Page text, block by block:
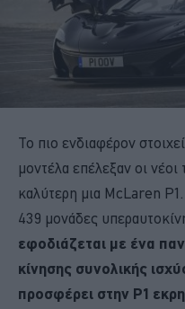
Το πιο ενδιαφέρον
μοντέλα επέλεξαν οι
καλύτερη μια McLaren
439 μονάδες
εφοδιάζεται με ένα
κίνησης συνολικής
προσφέρει στην P1